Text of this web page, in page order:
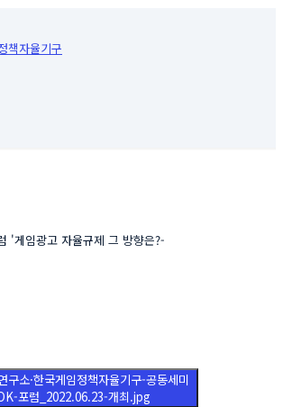
'게임광고 자율규제 그 방향은?-
구소·한국게임정책자율기구-공동세미
포럼_2022.06.23-개최.jpg